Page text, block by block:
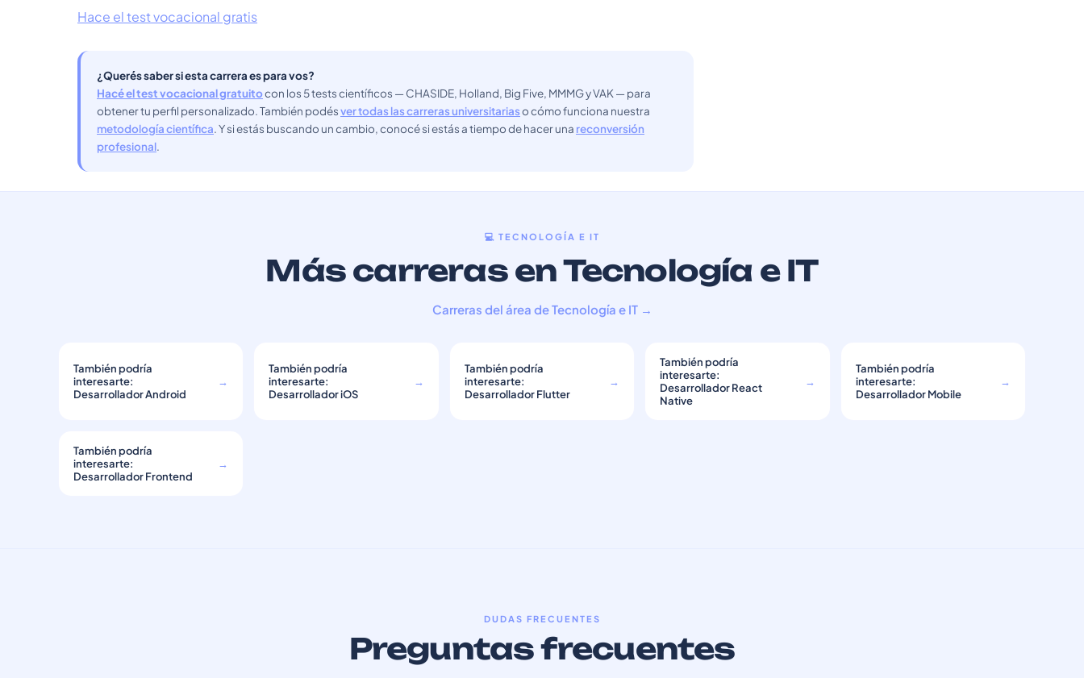
Hace el test vocacional gratis
¿Querés saber si esta carrera es para vos?
Hacé el test vocacional gratuitocon los 5 tests científicos — CHASIDE, Holland, Big Five, MMMG y VAK — para
obtener tu perfil personalizado. También podésver todas las carreras universitariaso cómo funciona nuestra
metodología científica. Y si estás buscando un cambio, conocé si estás a tiempo de hacer una reconversión
profesional.
💻 TECNOLOGÍA E IT
Más carreras en Tecnología e IT
Carreras del área de Tecnología e IT →
También podría
interesarte:
Desarrollador Android
→
También podría
interesarte:
Desarrollador iOS
→
También podría
interesarte:
Desarrollador Flutter
→
También podría
interesarte:
Desarrollador React
Native
→
También podría
interesarte:
Desarrollador Mobile
→
También podría
interesarte:
Desarrollador Frontend
→
DUDAS FRECUENTES
Preguntas frecuentes